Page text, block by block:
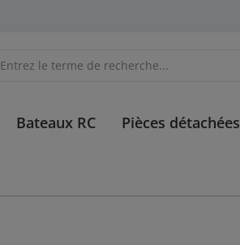
Bateaux RC Pièces détachées